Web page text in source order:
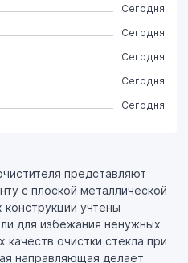
представляют
с плоской металлической
учтены
для избежания ненужных
очистки стекла при
направляющая делает
Сегодня
Сегодня
Сегодня
Сегодня
Сегодня